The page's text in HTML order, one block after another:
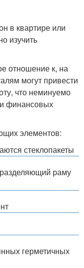
в квартире или
изучить
отношение к, на
могут привести
что неминуемо
финансовых
элементов:
стеклопакеты
раму
герметичных